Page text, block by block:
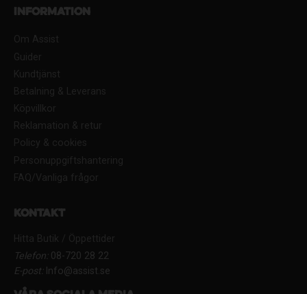
Information
Om Assist
Guider
Kundtjänst
Betalning & Leverans
Köpvillkor
Reklamation & retur
Policy & cookies
Personuppgiftshantering
FAQ/Vanliga frågor
Kontakt
Hitta Butik / Öppettider
Telefon:08-720 28 22
E-post:Info@assist.se